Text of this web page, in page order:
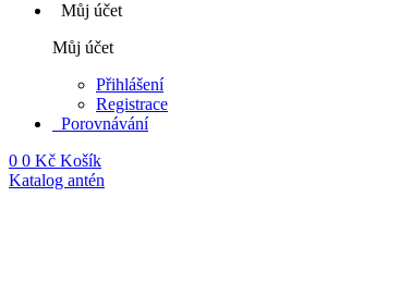
Můj účet
Můj účet
Přihlášení
Registrace
Porovnávání
0 0 Kč Košík
Katalog antén